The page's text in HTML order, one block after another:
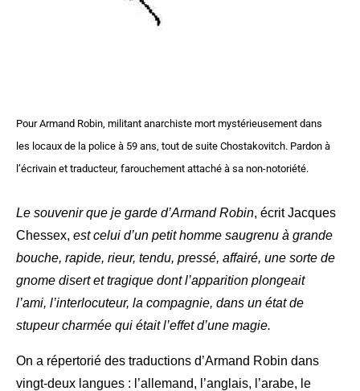
Pour Armand Robin, militant anarchiste mort mystérieusement dans
les locaux de la police à 59 ans, tout de suite Chostakovitch. Pardon à
l’écrivain et traducteur, farouchement attaché à sa non-notoriété.
Le souvenir que je garde d’Armand Robin, écrit Jacques
Chessex, est celui d’un petit homme saugrenu à grande
bouche, rapide, rieur, tendu, pressé, affairé, une sorte de
gnome disert et tragique dont l’apparition plongeait
l’ami, l’interlocuteur, la compagnie, dans un état de
stupeur charmée qui était l’effet d’une magie.
On a répertorié des traductions d’Armand Robin dans
vingt-deux langues : l’allemand, l’anglais, l’arabe, le